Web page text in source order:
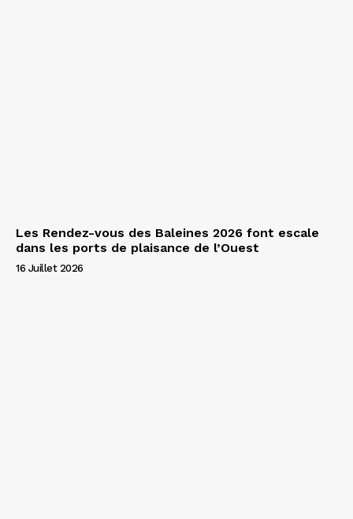
Les Rendez-vous des Baleines 2026 font escale
dans les ports de plaisance de l’Ouest
16 Juillet 2026